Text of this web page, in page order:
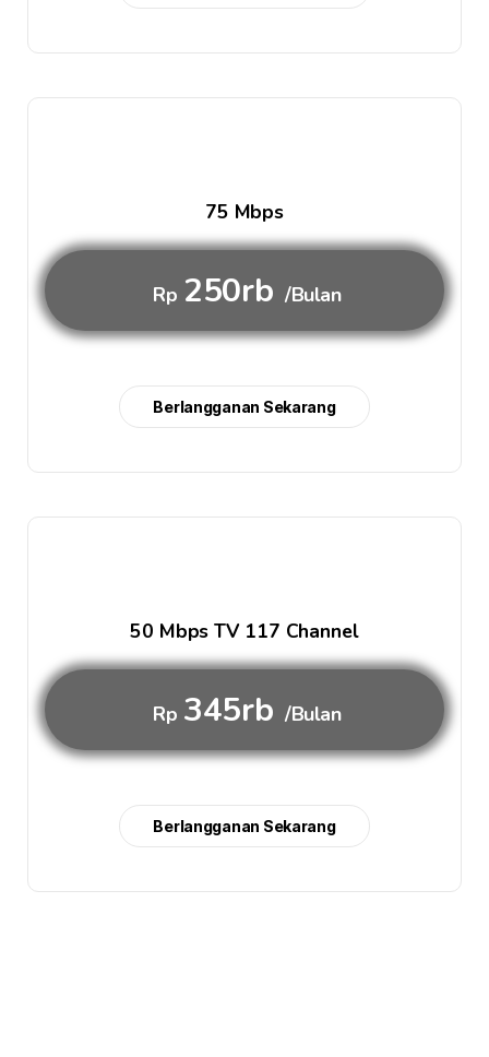
75 Mbps
Rp 250rb /Bulan
Berlangganan Sekarang
50 Mbps TV 117 Channel
Rp 345rb /Bulan
Berlangganan Sekarang